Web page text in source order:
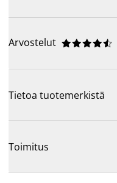
Arvostelut 





Tietoa tuotemerkistä
Toimitus